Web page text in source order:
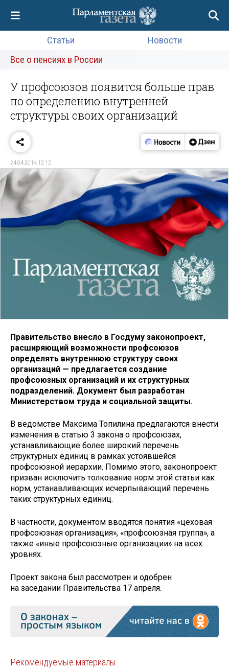
Статьи
Новости
Все о пенсиях в России
У профсоюзов появится больше прав
по определению внутренней
структуры своих организаций
24.04.2014 12:12
Правительство внесло в Госдуму законопроект,
расширяющий возможности профсоюзов
определять внутреннюю структуру своих
организаций — предлагается создание
профсоюзных организаций и их структурных
подразделений. Документ был разработан
Министерством труда и социальной защиты.
В ведомстве Максима Топилина предлагаются внести
изменения в статью 3 закона о профсоюзах,
устанавливающие более широкий перечень
структурных единиц в рамках устоявшейся
профсоюзной иерархии. Помимо этого, законопроект
призван исключить толкование норм этой статьи как
норм, устанавливающих исчерпывающий перечень
таких структурных единиц.
В частности, документом вводятся понятия «цеховая
профсоюзная организация», «профсоюзная группа», а
также «иные профсоюзные организации» на всех
уровнях.
Проект закона был рассмотрен и одобрен
на заседании Правительства 17 апреля.
Рекомендуемые материалы